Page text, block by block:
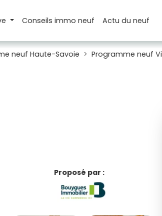
Conseilsimmo neuf Actudu neuf
neuf Haute-Savoie Programme neuf
Proposé par :